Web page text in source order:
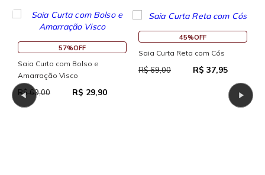
57%OFF
Saia Curta com Bolso e
Amarração Visco
R$ 69,00 R$ 29,90
45%OFF
Saia Curta Reta com Cós
R$ 69,00 R$ 37,95